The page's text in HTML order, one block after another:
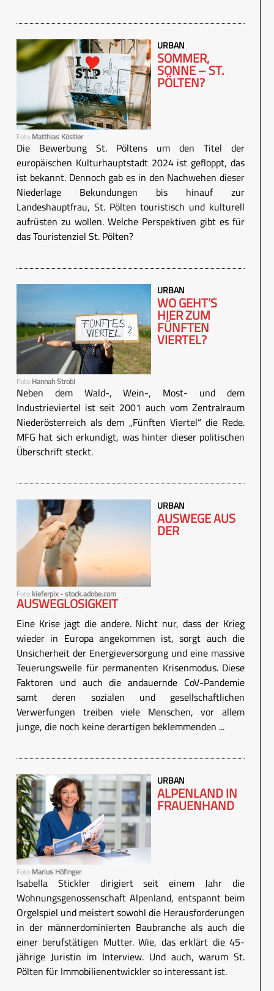
Foto Matthias Köstler
URBAN
SOMMER,
SONNE – ST.
PÖLTEN?
Die Bewerbung St. Pöltens um den Titel der
europäischen Kulturhauptstadt 2024 ist gefloppt, das
ist bekannt. Dennoch gab es in den Nachwehen dieser
Niederlage Bekundungen bis hinauf zur
Landeshauptfrau, St. Pölten touristisch und kulturell
aufrüsten zu wollen. Welche Perspektiven gibt es für
das Touristenziel St. Pölten?
Foto Hannah Strobl
URBAN
WO GEHT’S
HIER ZUM
FÜNFTEN
VIERTEL?
Neben dem Wald-, Wein-, Most- und dem
Industrieviertel ist seit 2001 auch vom Zentralraum
Niederösterreich als dem „Fünften Viertel“ die Rede.
MFG hat sich erkundigt, was hinter dieser politischen
Überschrift steckt.
Foto kieferpix - stock.adobe.com
URBAN
AUSWEGE AUS
DER
AUSWEGLOSIGKEIT
Eine Krise jagt die andere. Nicht nur, dass der Krieg
wieder in Europa angekommen ist, sorgt auch die
Unsicherheit der Energieversorgung und eine massive
Teuerungswelle für permanenten Krisenmodus. Diese
Faktoren und auch die andauernde CoV-Pandemie
samt deren sozialen und gesellschaftlichen
Verwerfungen treiben viele Menschen, vor allem
junge, die noch keine derartigen beklemmenden ...
Foto Marius Höfinger
URBAN
ALPENLAND IN
FRAUENHAND
Isabella Stickler dirigiert seit einem Jahr die
Wohnungsgenossenschaft Alpenland, entspannt beim
Orgelspiel und meistert sowohl die Herausforderungen
in der männerdominierten Baubranche als auch die
einer berufstätigen Mutter. Wie, das erklärt die 45-
jährige Juristin im Interview. Und auch, warum St.
Pölten für Immobilienentwickler so interessant ist.